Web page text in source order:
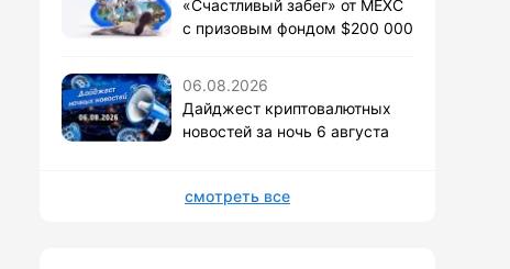
«Счастливый забег» от MEXC
с призовым фондом $200 000
06.08.2026
Дайджест криптовалютных
новостей за ночь 6 августа
смотреть все